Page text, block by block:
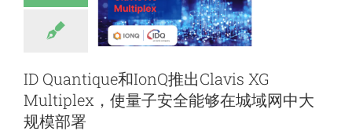
ID Quantique和IonQ推出Clavis XG
Multiplex，使量子安全能够在城域网中大
规模部署